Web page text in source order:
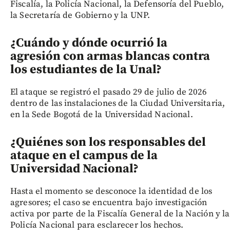
Fiscalía, la Policía Nacional, la Defensoría del Pueblo,
la Secretaría de Gobierno y la UNP.
¿Cuándo y dónde ocurrió la
agresión con armas blancas contra
los estudiantes de la Unal?
El ataque se registró el pasado 29 de julio de 2026
dentro de las instalaciones de la Ciudad Universitaria,
en la Sede Bogotá de la Universidad Nacional.
¿Quiénes son los responsables del
ataque en el campus de la
Universidad Nacional?
Hasta el momento se desconoce la identidad de los
agresores; el caso se encuentra bajo investigación
activa por parte de la Fiscalía General de la Nación y la
Policía Nacional para esclarecer los hechos.